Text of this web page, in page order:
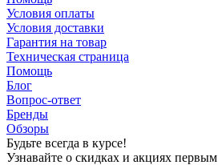
Условия оплаты
Условия доставки
Гарантия на товар
Техническая страница
Помощь
Блог
Вопрос-ответ
Бренды
Обзоры
Будьте всегда в курсе!
Узнавайте о скидках и акциях первым